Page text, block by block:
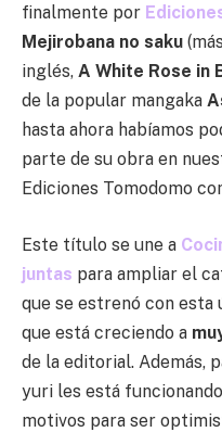
finalmente por
Mejirobana no saku
inglés, A White Rose in
de la popular mangaka
hasta ahora habíamos
parte de su obra en
Ediciones Tomodomo
Este título se une a
juntas para ampliar el
que se estrenó con esta
que está creciendo a
de la editorial. Además,
yuri les está
motivos para ser